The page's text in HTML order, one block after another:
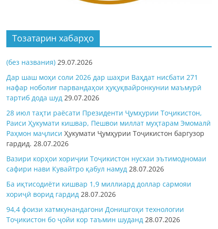
Тозатарин хабарҳо
(без названия) 29.07.2026
Дар шаш моҳи соли 2026 дар шаҳри Ваҳдат нисбати 271
нафар ноболиғ парвандаҳои ҳуқуқвайронкунии маъмурӣ
тартиб дода шуд 29.07.2026
28 июл таҳти раёсати Президенти Ҷумҳурии Тоҷикистон,
Раиси Ҳукумати кишвар, Пешвои миллат муҳтарам Эмомалӣ
Раҳмон маҷлисиҲукумати Ҷумҳурии Тоҷикистон баргузор
гардид.28.07.2026
Вазири корҳои хориҷии Тоҷикистон нусхаи эътимодномаи
сафири нави Кувайтро қабул намуд 28.07.2026
Ба иқтисодиёти кишвар 1,9 миллиард доллар сармояи
хориҷӣ ворид гардид 28.07.2026
94,4 фоизи хатмкунандагони Донишгоҳи технологии
Тоҷикистон бо ҷойи кор таъмин шуданд 28.07.2026